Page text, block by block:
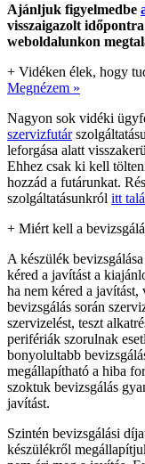
Ajánljuk figyelmedbe
visszaigazolt
weboldalunkon
+ Vidéken élek, hogy
Megnézem »
Nagyon sok vidéki
szervizfutár
leforgása alatt
Ehhez csak ki kell
hozzád a futárunkat.
szolgáltatásunkról itt
+ Miért kell a
A készülék
kéred a javítást a
ha nem kéred a
bevizsgálás során
szervizelést, teszt
perifériák szorulnak
bonyolultabb
megállapítható a hiba
szoktuk bevizsgálás
javítást.
Szintén bevizsgálási
készülékről